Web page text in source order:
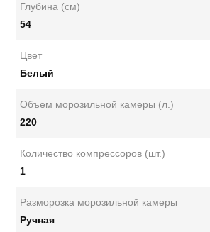
Глубина (см)
54
Цвет
Белый
Объем морозильной камеры (л.)
220
Количество компрессоров (шт.)
1
Разморозка морозильной камеры
Ручная